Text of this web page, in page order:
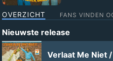
OVERZICHT FANS VINDEN
Nieuwste release
Verlaat Me Niet